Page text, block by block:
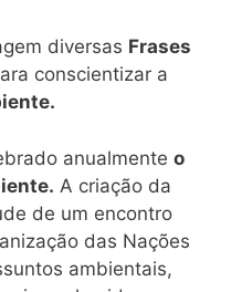
diversas Frases
conscientizar a
anualmente o
A criação da
de um encontro
das Nações
ambientais,